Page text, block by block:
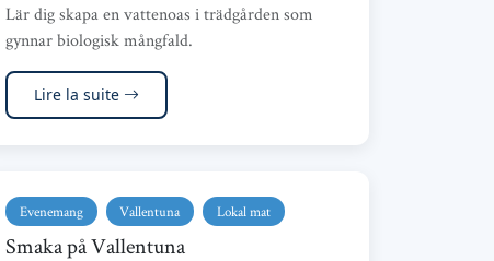
Lär dig skapa en vattenoas i trädgården som
gynnar biologisk mångfald.
Lire la suite
Evenemang Vallentuna Lokal mat
Smaka på Vallentuna